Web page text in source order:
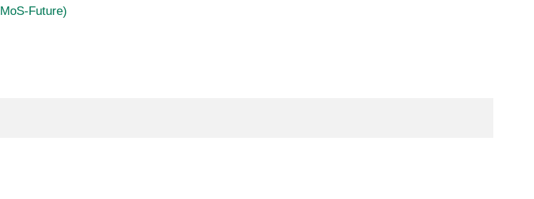
Future)